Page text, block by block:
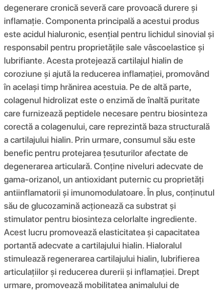
degenerare cronică severă care provoacă durere și
inflamație. Componenta principală a acestui produs
este acidul hialuronic, esențial pentru lichidul sinovial și
responsabil pentru proprietățile sale vâscoelastice și
lubrifiante. Acesta protejează cartilajul hialin de
coroziune și ajută la reducerea inflamației, promovând
în același timp hrănirea acestuia. Pe de altă parte,
colagenul hidrolizat este o enzimă de înaltă puritate
care furnizează peptidele necesare pentru biosinteza
corectă a colagenului, care reprezintă baza structurală
a cartilajului hialin. Prin urmare, consumul său este
benefic pentru protejarea țesuturilor afectate de
degenerarea articulară. Conține niveluri adecvate de
gama-orizanol, un antioxidant puternic cu proprietăți
antiinflamatorii și imunomodulatoare. În plus, conținutul
său de glucozamină acționează ca substrat și
stimulator pentru biosinteza celorlalte ingrediente.
Acest lucru promovează elasticitatea și capacitatea
portantă adecvate a cartilajului hialin. Hialoralul
stimulează regenerarea cartilajului hialin, lubrifierea
articulațiilor și reducerea durerii și inflamației. Drept
urmare, promovează mobilitatea animalului de